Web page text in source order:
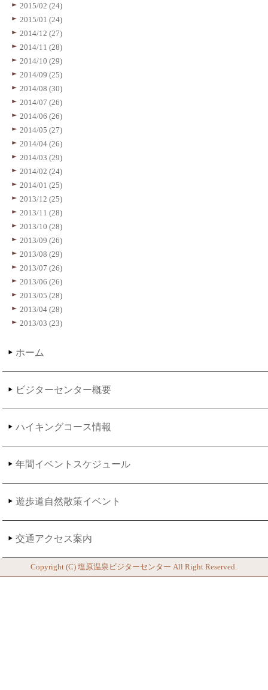
2015/02 (24)
2015/01 (24)
2014/12 (27)
2014/11 (28)
2014/10 (29)
2014/09 (25)
2014/08 (30)
2014/07 (26)
2014/06 (26)
2014/05 (27)
2014/04 (26)
2014/03 (29)
2014/02 (24)
2014/01 (25)
2013/12 (25)
2013/11 (28)
2013/10 (28)
2013/09 (26)
2013/08 (29)
2013/07 (26)
2013/06 (26)
2013/05 (28)
2013/04 (28)
2013/03 (23)
ホーム
ビジターセンター概要
ハイキングコース情報
年間イベントスケジュール
遊歩道自然散策イベント
交通アクセス案内
Copyright (C)塩原温泉ビジターセンター All Right Reserved.